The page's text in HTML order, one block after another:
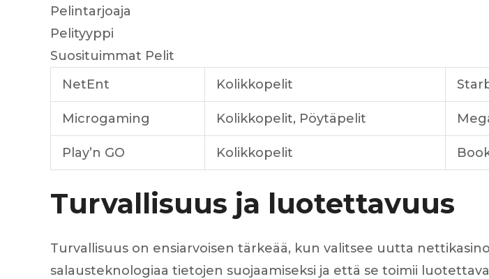
Pelintarjoaja
Pelityyppi
Suosituimmat Pelit
NetEnt
Kolikkopelit
Microgaming Kolikkopelit, Pöytäpelit
Play’n GO Kolikkopelit
Turvallisuus ja luotettavuus
Turvallisuus on ensiarvoisen tärkeää, kun valitsee uutta
salausteknologiaa tietojen suojaamiseksi ja että se toimii